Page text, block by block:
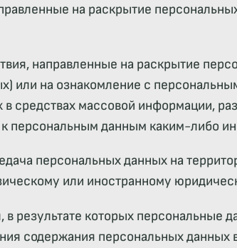
на раскрытие
направленные на раскрытие
или на ознакомление с
в средствах массовой информации,
персональным данным каким-либо
персональных данных на
или иностранному
результате которых персональные
содержания персональных